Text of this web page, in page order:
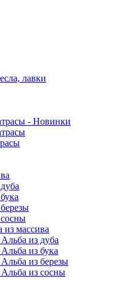
лавки
- Новинки
из массива
из дуба
из бука
из березы
из сосны